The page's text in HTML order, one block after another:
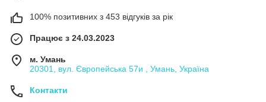
100% позитивних з 453 відгуків за рік
Працює з 24.03.2023
м. Умань
20301, вул. Європейська 57и , Умань, Україна
Контакти